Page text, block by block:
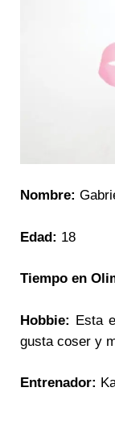
Nombre:
Edad: 18
Tiempo en
Hobbie: Esta
gusta coser y
Entrenador: